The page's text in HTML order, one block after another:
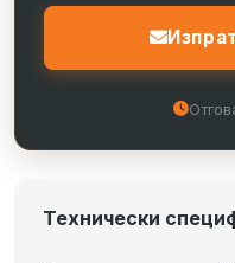
Технически